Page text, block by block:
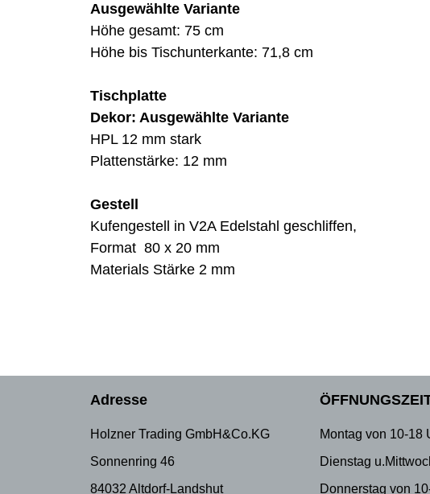
Ausgewählte Variante
Höhe gesamt: 75 cm
Höhe bis Tischunterkante: 71,8 cm
Tischplatte
Dekor: Ausgewählte Variante
HPL 12 mm stark
Plattenstärke: 12 mm
Gestell
Kufengestell in V2A Edelstahl geschliffen,
Format 80 x 20 mm
Materials Stärke 2 mm
Adresse
Holzner Trading GmbH&Co.KG
Sonnenring 46
84032 Altdorf-Landshut
Montag von 10-18
Dienstag
Donnerstag von